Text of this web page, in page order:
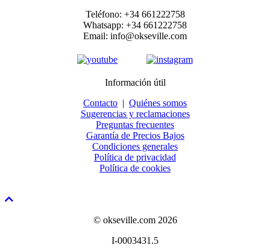
Teléfono: +34 661222758
Whatsapp: +34 661222758
Email: info@okseville.com
Información útil
Contacto | Quiénes somos
Sugerencias y reclamaciones
Preguntas frecuentes
Garantía de Precios Bajos
Condiciones generales
Política de privacidad
Política de cookies
© okseville.com 2026
I-0003431.5